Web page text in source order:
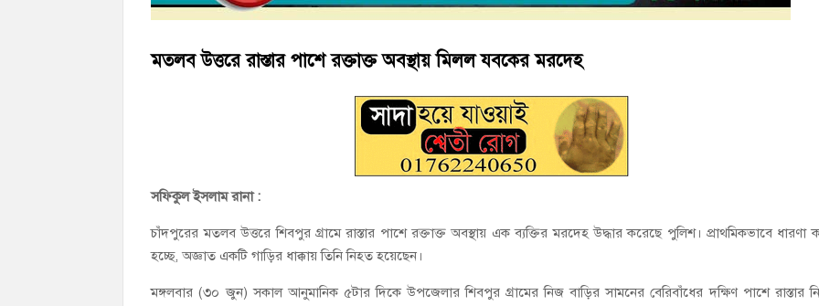
মতলব উত্তরে রাস্তার পাশে রক্তাক্ত অবস্থায় মিলল যবকের মরদেহ
সফিকুল ইসলাম রানা :
চাঁদপুরের মতলব উত্তরে শিবপুর গ্রামে রাস্তার পাশে রক্তাক্ত অবস্থায় এক ব্যক্তির মরদেহ উদ্ধার করেছে পুলিশ। প্রাথমিকভাবে ধারণা
হচ্ছে, অজ্ঞাত একটি গাড়ির ধাক্কায় তিনি নিহত হয়েছেন।
মঙ্গলবার (৩০ জুন) সকাল আনুমানিক ৫টার দিকে উপজেলার শিবপুর গ্রামের নিজ বাড়ির সামনের বেরিবাঁধের দক্ষিণ পাশে রাস্তার